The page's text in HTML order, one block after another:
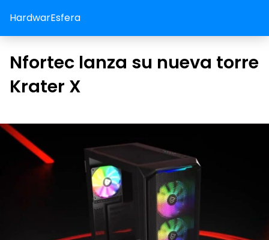
HardwarEsfera
Nfortec lanza su nueva torre
Krater X